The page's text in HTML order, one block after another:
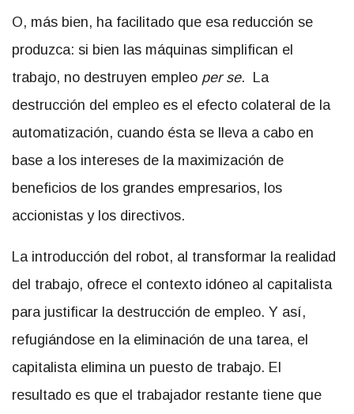
O, más bien, ha facilitado que esa reducción se
produzca: si bien las máquinas simplifican el
trabajo, no destruyen empleo per se. La
destrucción del empleo es el efecto colateral de la
automatización, cuando ésta se lleva a cabo en
base a los intereses de la maximización de
beneficios de los grandes empresarios, los
accionistas y los directivos.
La introducción del robot, al transformar la realidad
del trabajo, ofrece el contexto idóneo al capitalista
para justificar la destrucción de empleo. Y así,
refugiándose en la eliminación de una tarea, el
capitalista elimina un puesto de trabajo. El
resultado es que el trabajador restante tiene que